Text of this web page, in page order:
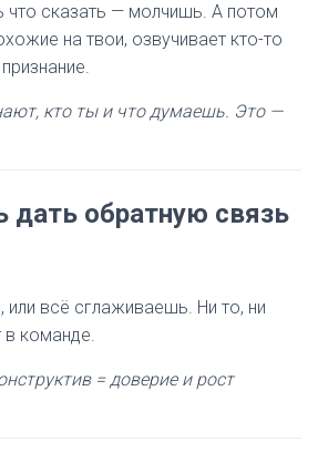
что сказать — молчишь. А потом
на твои, озвучивает кто-то
кто ты и что думаешь. Это —
дать обратную связь
всё сглаживаешь. Ни то, ни
в команде.
= доверие и рост